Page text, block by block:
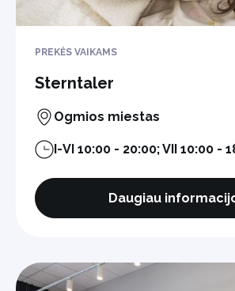
PREKĖS VAIKAMS
Sterntaler
Ogmios miestas
I-VI 10:00 - 20:00; VII 10:00 -
Daugiau